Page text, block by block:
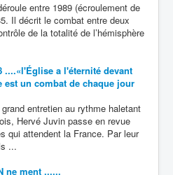
entre 1989 (écroulement de
Il décrit le combat entre deux
de la totalité de l’hémisphère
....«l'Église a l'éternité devant
est un combat de chaque jour
entretien au rythme haletant
Hervé Juvin passe en revue
qui attendent la France. Par leur
...
ne ment ......